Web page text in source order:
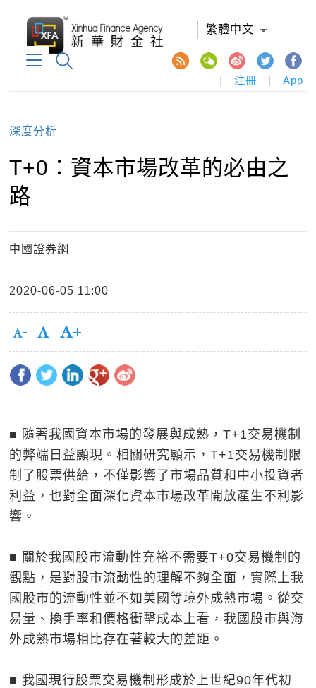
繁體中文
注冊 App
深度分析
T+0：資本市場改革的必由之
路
中國證券網
2020-06-05 11:00
■ 隨著我國資本市場的發展與成熟，T+1交易機制
的弊端日益顯現。相關研究顯示，T+1交易機制限
制了股票供給，不僅影響了市場品質和中小投資者
利益，也對全面深化資本市場改革開放產生不利影
響。
■ 關於我國股市流動性充裕不需要T+0交易機制的
觀點，是對股市流動性的理解不夠全面，實際上我
國股市的流動性並不如美國等境外成熟市場。從交
易量、換手率和價格衝擊成本上看，我國股市與海
外成熟市場相比存在著較大的差距。
■ 我國現行股票交易機制形成於上世紀90年代初